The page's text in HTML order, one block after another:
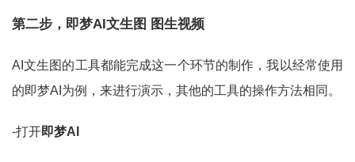
第二步，即梦AI文生图 图生视频
AI文生图的工具都能完成这一个环节的制作，我以经常使用
的即梦AI为例，来进行演示，其他的工具的操作方法相同。
-打开即梦AI